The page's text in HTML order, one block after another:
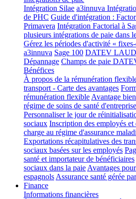
Intégration Silae a3innuva
de PHC Guide d'intégration :
Primavera Intégration Factorial à
plusieurs intégrations de paie dans
Gérez les périodes d'activité «
a3innuva Sage 100 DATEV
Dépannage Champs de paie
Bénéfices
À propos de la rémunération
transport - Carte des avantages
rémunération flexible Avantage
régime de soins de santé d'entreprise
Personnaliser le jour de
sociaux Inscription des employés et
charge au régime d'assurance
Exportations récapitulatives des
sociaux basées sur les employés
santé et importateur de bénéficiaires
sociaux dans la paie Avantages
espagnols Assurance santé gérée
Finance
Informations financières